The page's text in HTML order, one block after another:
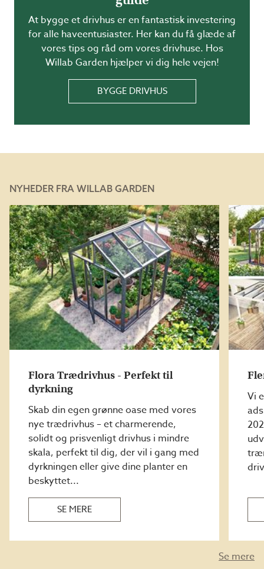
At bygge et drivhus er en fantastisk investering
for alle haveentusiaster. Her kan du få glæde af
vores tips og råd om vores drivhuse. Hos
Willab Garden hjælper vi dig hele vejen!
BYGGE DRIVHUS
NYHEDER FRA WILLAB GARDEN
Flora Trædrivhus - Perfekt til
dyrkning
Skab din egen grønne oase med vores
nye trædrivhus – et charmerende,
solidt og prisvenligt drivhus i mindre
skala, perfekt til dig, der vil i gang med
dyrkningen eller give dine planter en
beskyttet...
SE MERE
Vi
Se mere